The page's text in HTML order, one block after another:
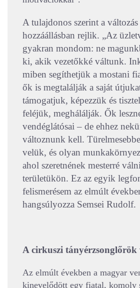
A tulajdonos szerint a változás
hozzáállásban rejlik. „Az
gyakran mondom: ne
ki, akik vezetőkké váltunk.
miben segíthetjük a mostani
ők is megtalálják a saját
támogatjuk, képezzük és
feléjük, meghálálják. Ők
vendéglátósai – de ehhez
változnunk kell.
velük, és olyan
ahol szeretnének mesterré
területükön. Ez az egyik
felismerésem az elmúlt
hangsúlyozza Semsei Rudolf.
A cirkuszi tányérzsonglőrök
Az elmúlt években a magyar
kinevelődött egy fiatal, komoly